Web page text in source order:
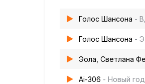
Голос Шансона -
Голос Шансона -
Эола, Светлана
Ai-306 - Новый год